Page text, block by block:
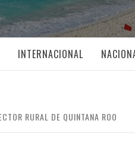
INTERNACIONAL
RURAL DE QUINTANA ROO